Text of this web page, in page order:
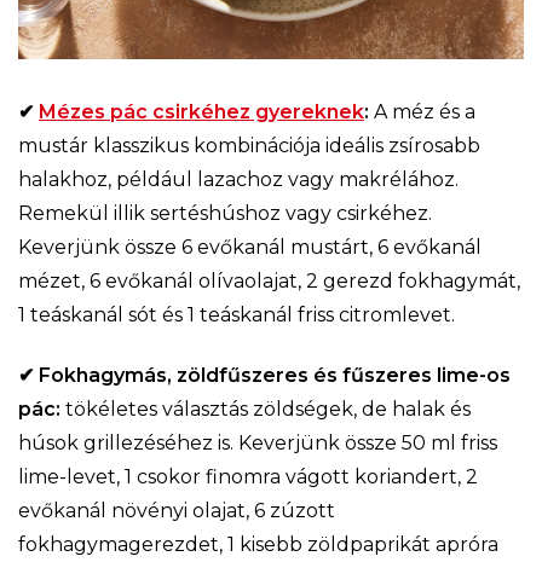
✔ Mézes pác csirkéhez gyereknek: A méz és a
mustár klasszikus kombinációja ideális zsírosabb
halakhoz, például lazachoz vagy makrélához.
Remekül illik sertéshúshoz vagy csirkéhez.
Keverjünk össze 6 evőkanál mustárt, 6 evőkanál
mézet, 6 evőkanál olívaolajat, 2 gerezd fokhagymát,
1 teáskanál sót és 1 teáskanál friss citromlevet.
✔ Fokhagymás, zöldfűszeres és fűszeres lime-os
pác: tökéletes választás zöldségek, de halak és
húsok grillezéséhez is. Keverjünk össze 50 ml friss
lime-levet, 1 csokor finomra vágott koriandert, 2
evőkanál növényi olajat, 6 zúzott
fokhagymagerezdet, 1 kisebb zöldpaprikát apróra